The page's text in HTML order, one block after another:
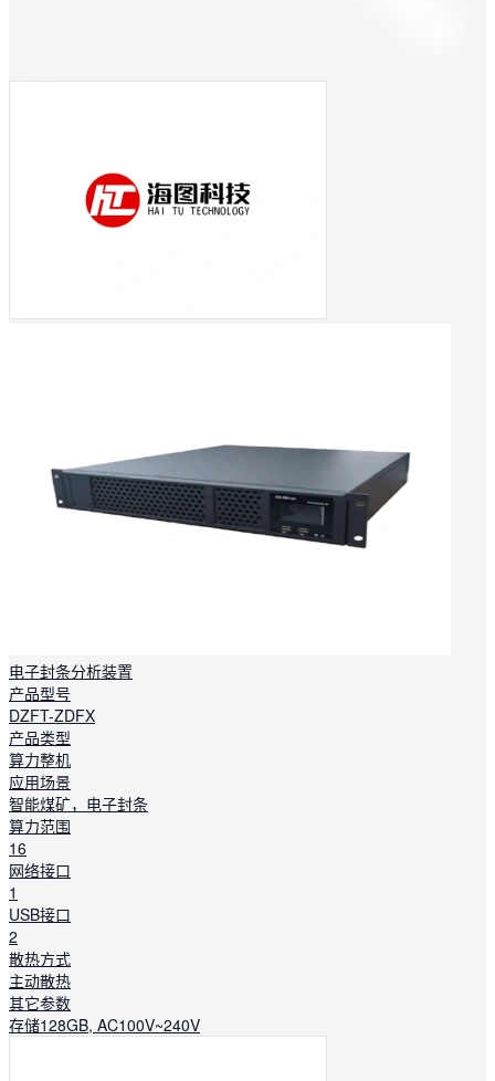
电子封条分析装置
产品型号
DZFT-ZDFX
产品类型
算力整机
应用场景
智能煤矿，电子封条
算力范围
16
网络接口
1
USB接口
2
散热方式
主动散热
其它参数
存储128GB, AC100V~240V